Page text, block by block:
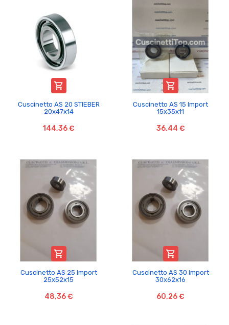

Cuscinetto AS 20 STIEBER
20x47x14
144,36 €

Cuscinetto AS 15 Import
15x35x11
36,44 €

Cuscinetto AS 25 Import
25x52x15
48,36 €

Cuscinetto AS 30 Import
30x62x16
60,26 €